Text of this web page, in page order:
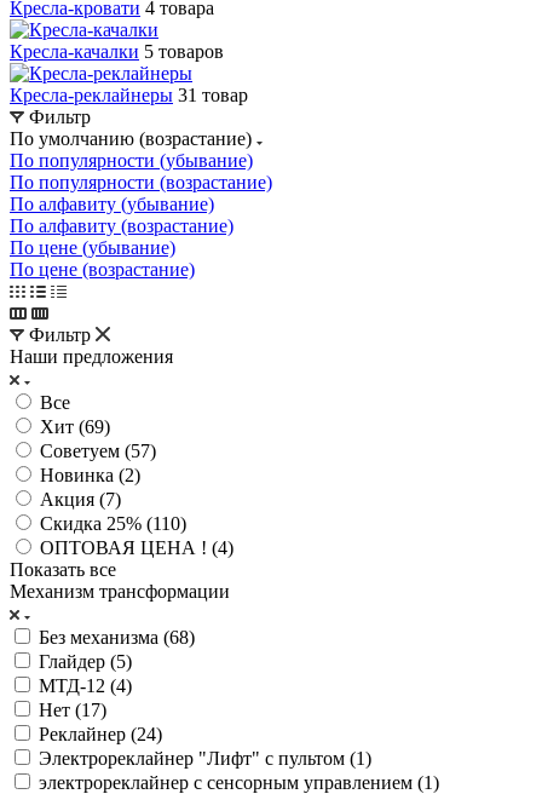
Кресла-кровати 4 товара
Кресла-качалки 5 товаров
Кресла-реклайнеры 31 товар
Фильтр
По умолчанию (возрастание)
По популярности (убывание)
По популярности (возрастание)
По алфавиту (убывание)
По алфавиту (возрастание)
По цене (убывание)
По цене (возрастание)
Фильтр
Наши предложения
Все
Хит (69)
Советуем (57)
Новинка (2)
Акция (7)
Скидка 25% (110)
ОПТОВАЯ ЦЕНА ! (4)
Показать все
Механизм трансформации
Без механизма (68)
Глайдер (5)
МТД-12 (4)
Нет (17)
Реклайнер (24)
Электрореклайнер "Лифт" с пультом (1)
электрореклайнер с сенсорным управлением (1)